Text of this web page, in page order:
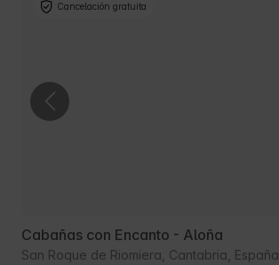
Cancelación gratuita
Cabañas con Encanto - Aloña
San Roque de Riomiera, Cantabria, España